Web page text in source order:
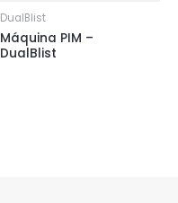
DualBlist
Máquina PIM –
DualBlist